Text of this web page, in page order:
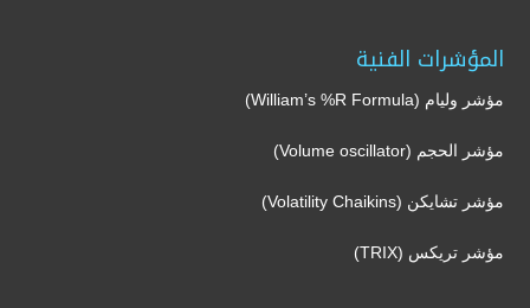
المؤشرات الفنية
مؤشر وليام (William’s %R Formula)
مؤشر الحجم (Volume oscillator)
مؤشر تشايكن (Volatility Chaikins)
مؤشر تريكس (TRIX)